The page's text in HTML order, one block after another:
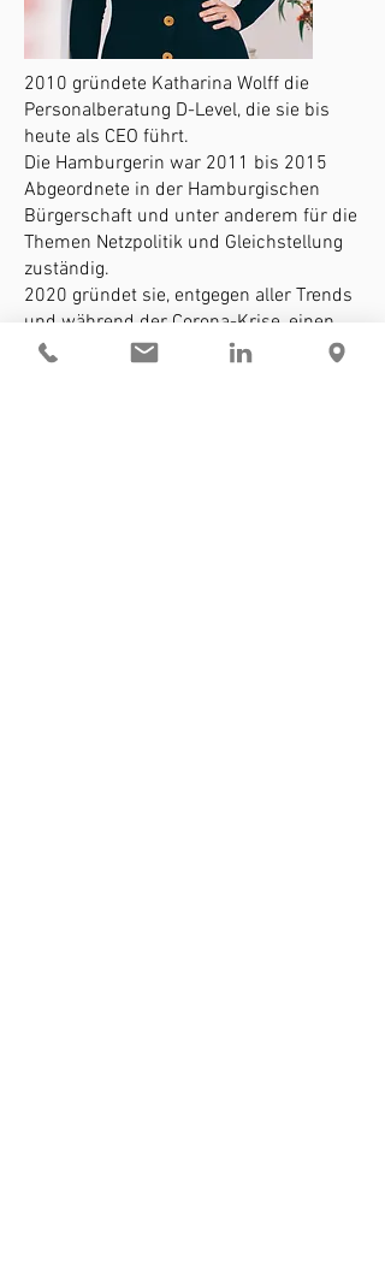
2010 gründete Katharina Wolff die
Personalberatung D-Level, die sie bis
heute als CEO führt.
Die Hamburgerin war 2011 bis 2015
Abgeordnete in der Hamburgischen
Bürgerschaft und unter anderem für die
Themen Netzpolitik und Gleichstellung
zuständig.
2020 gründet sie, entgegen aller Trends
und während der Corona-Krise, einen
Verlag: die STRIVE Publishing GmbH.